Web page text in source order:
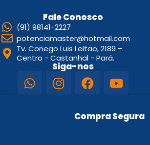
Fale Conosco
(91) 98141-2227
potenciamaster@hotmail.com
Tv. Conego Luis Leitao, 2189 –
Centro - Castanhal - Pará.
Siga-nos
Compra Segura